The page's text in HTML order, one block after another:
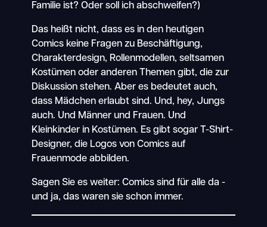
Familie ist? Oder soll ich abschweifen?)
Das heißt nicht, dass es in den heutigen
Comics keine Fragen zu Beschäftigung,
Charakterdesign, Rollenmodellen, seltsamen
Kostümen oder anderen Themen gibt, die zur
Diskussion stehen. Aber es bedeutet auch,
dass Mädchen erlaubt sind. Und, hey, Jungs
auch. Und Männer und Frauen. Und
Kleinkinder in Kostümen. Es gibt sogar T-Shirt-
Designer, die Logos von Comics auf
Frauenmode abbilden.
Sagen Sie es weiter: Comics sind für alle da -
und ja, das waren sie schon immer.